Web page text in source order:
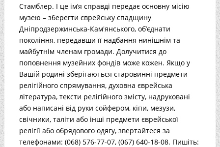
Стамблер. І це ім’я справді передає основну місію
музею – зберегти єврейську спадщину
Дніпродзержинська-Кам'янського, об’єднати
покоління, передавши її надбання нинішнім та
майбутнім членам громади. Долучитися до
поповнення музейних фондів може кожен. Якщо у
Вашій родині зберігаються старовинні предмети
релігійного спрямування, духовна єврейська
література, тексти релігійного змісту, надруковані
або написані від руки сойфером, кіпи, мезузи,
свічники, таліти або інші предмети єврейської
релігії або обрядового одягу, звертайтеся за
телефонами: (068) 576-77-07, (067) 640-18-08. Пишіть: